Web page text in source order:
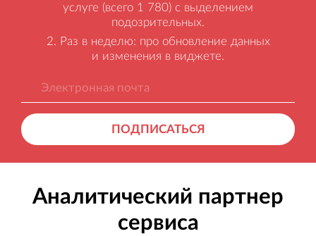
услуге (всего 1 780) с выделением
подозрительных.
Раз в неделю: про обновление данных
и изменения в виджете.
ПОДПИСАТЬСЯ
Аналитический партнер
сервиса